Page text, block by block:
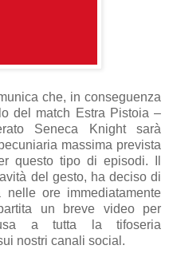
che, in conseguenza
del match Estra Pistoia –
Seneca Knight sarà
massima prevista
questo tipo di episodi. Il
del gesto, ha deciso di
nelle ore immediatamente
un breve video per
a tutta la tifoseria
nostri canali social.